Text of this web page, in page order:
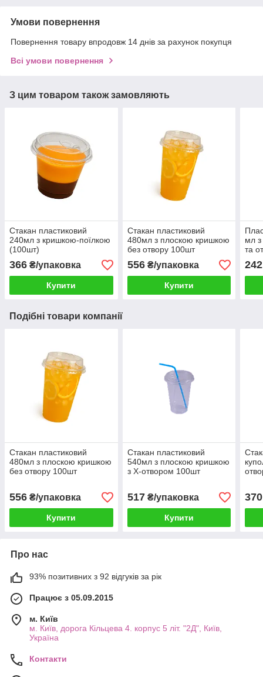
Умови повернення
Повернення товару впродовж 14 днів за рахунок покупця
Всі умови повернення
З цим товаром також замовляють
Стакан пластиковий
240мл з кришкою-поїлкою
(100шт)
366 ₴/упаковка
Купити
Стакан пластиковий
480мл з плоскою кришкою
без отвору 100шт
556₴/упаковка
Купити
мл
та
242
Подібні товари компанії
Стакан пластиковий
480мл з плоскою кришкою
без отвору 100шт
556 ₴/упаковка
Купити
Стакан пластиковий
540мл з плоскою кришкою
з Х-отвором 100шт
517₴/упаковка
Купити
370
Про нас
93% позитивних з 92 відгуків за рік
Працює з 05.09.2015
м. Київ
м. Київ, дорога Кільцева 4. корпус 5 літ. "2Д", Київ,
Україна
Контакти